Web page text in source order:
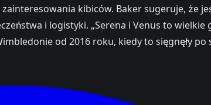
kibiców. Baker sugeruje, że
i logistyki. „Serena i Venus to
od 2016 roku, kiedy to sięgnęły